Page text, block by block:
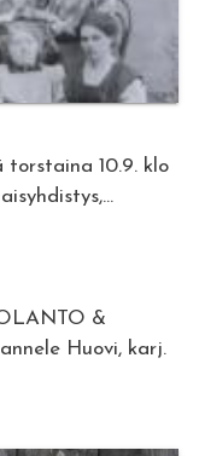
10.9. klo
&
Huovi, karj.